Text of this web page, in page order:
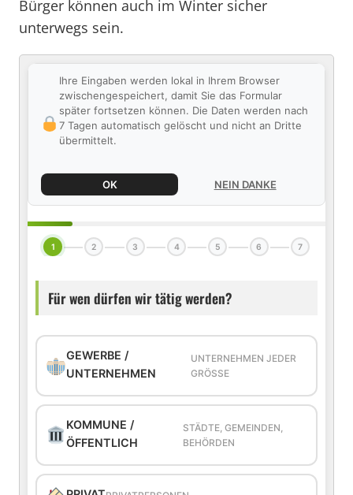
Bürger können auch im Winter sicher
unterwegs sein.
Ihre Eingaben werden lokal in Ihrem Browser
zwischengespeichert, damit Sie das Formular
später fortsetzen können. Die Daten werden nach
7 Tagen automatisch gelöscht und nicht an Dritte
übermittelt.
OK NEIN DANKE
1 2 3 4 5 6 7
Für wen dürfen wir tätig werden?
GEWERBE /
UNTERNEHMEN
UNTERNEHMEN JEDER
GRÖSSE
KOMMUNE /
ÖFFENTLICH
STÄDTE, GEMEINDEN,
BEHÖRDEN